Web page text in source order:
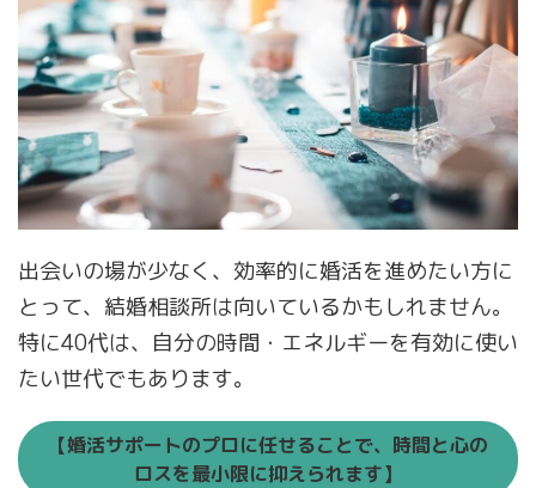
出会いの場が少なく、効率的に婚活を進めたい方に
とって、結婚相談所は向いているかもしれません。
特に40代は、自分の時間・エネルギーを有効に使い
たい世代でもあります。
【婚活サポートのプロに任せることで、時間と心の
ロスを最小限に抑えられます】